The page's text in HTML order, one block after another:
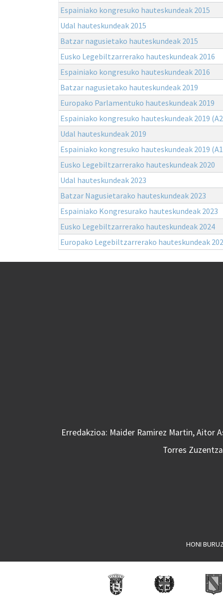
Espainiako kongresuko hauteskundeak 2015
Udal hauteskundeak 2015
Batzar nagusietako hauteskundeak 2015
Eusko Legebiltzarrerako hauteskundeak 2016
Espainiako kongresuko hauteskundeak 2016
Batzar nagusietako hauteskundeak 2019
Europako Parlamentuko hauteskundeak 2019
Espainiako kongresuko hauteskundeak 2019
Udal hauteskundeak 2019
Espainiako kongresuko hauteskundeak 2019
Eusko Legebiltzarrerako hauteskundeak 2020
Udal hauteskundeak 2023
Batzar Nagusietarako hauteskundeak 2023
Espainiako Kongresurako hauteskundeak 2023
Eusko Legebiltzarrerako hauteskundeak 2024
Europako Legebiltzarrerako hauteskundeak
Erredakzioa: Maider Ramirez Martin, Aitor
Torres
HONI BURUZ